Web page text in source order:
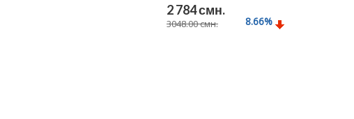
2 784 смн.
3048.00 смн. 8.66%